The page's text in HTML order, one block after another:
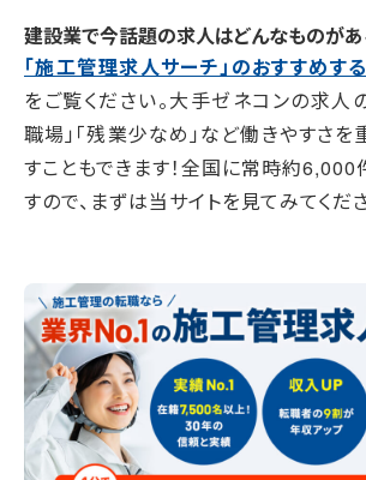
建設業で今話題の求人はどんなものがあ
「施工管理求人サーチ」のおすすめす
をご覧ください。大手ゼネコンの求人
職場」「残業少なめ」など働きやすさ
すこともできます！全国に常時約
すので、まずは当サイトを見てみてくだ